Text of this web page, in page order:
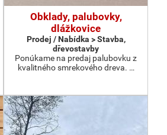
Obklady, palubovky,
dlážkovice
Prodej / Nabídka > Stavba,
dřevostavby
Ponúkame na predaj palubovku z
kvalitného smrekového dreva. …